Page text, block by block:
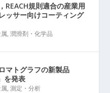
REACH規則適合の産業用
ッサー向けコーティング
,潤滑剤・化学品
マトグラフの新製品
を発表
,測定・分析